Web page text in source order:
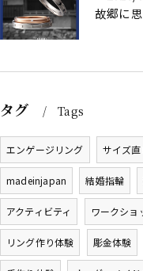
タグ Tags
エンゲージリング サイズ直
madeinjapan 結婚指輪
アクティビティ ワークショ
リング作り体験 彫金体験